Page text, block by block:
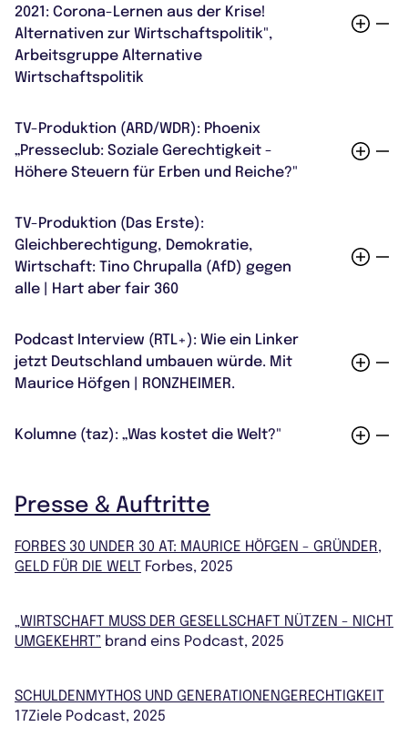
2021: Corona-Lernen aus der Krise!
Alternativen zur Wirtschaftspolitik",
Arbeitsgruppe Alternative
Wirtschaftspolitik
TV-Produktion (ARD/WDR): Phoenix
„Presseclub: Soziale Gerechtigkeit -
Höhere Steuern für Erben und Reiche?"
BEN UND REICHE" IN DER ARD-MEDIATHEK
ZUM "PRESSECLUB: SOZIALE GERECHTIGKEIT - HÖHERE STEUERN FÜR ER
BEN UND REICHE?" AUF YOUTUBE
TV-Produktion (Das Erste):
Gleichberechtigung, Demokratie,
Wirtschaft: Tino Chrupalla (AfD) gegen
alle | Hart aber fair 360
(AFD) GEGEN ALLE | HART ABER FAIR 360 AUF YOUTUBE
Podcast Interview (RTL+): Wie ein Linker
jetzt Deutschland umbauen würde. Mit
Maurice Höfgen | RONZHEIMER.
E HÖFGEN AUF RTL+
Kolumne (taz): „Was kostet die Welt?"
Presse & Auftritte
FORBES 30 UNDER 30 AT: MAURICE HÖFGEN - GRÜNDER,
GELD FÜR DIE WELT Forbes, 2025
„WIRTSCHAFT MUSS DER GESELLSCHAFT NÜTZEN - NICHT
UMGEKEHRT” brand eins Podcast, 2025
SCHULDENMYTHOS UND GENERATIONENGERECHTIGKEIT
17Ziele Podcast, 2025